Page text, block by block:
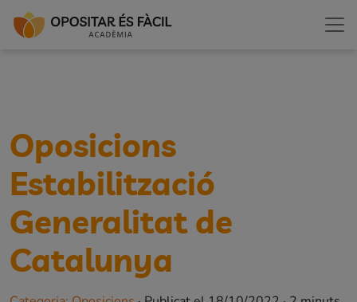
Oposicions
Estabilització
Generalitat de
Catalunya